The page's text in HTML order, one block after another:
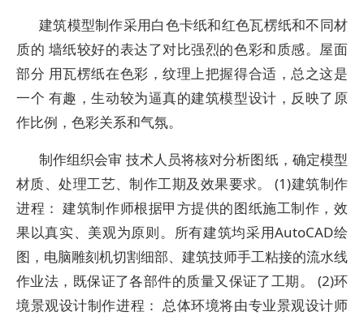
建筑模型制作采用白色卡纸和红色瓦楞纸和不同材
质的 墙纸较好的表达了对比强烈的色彩和质感。屋面
部分 用瓦楞纸在色彩，纹理上把握得合适，总之这是
一个 有趣，生动较为逼真的建筑模型设计，反映了原
作比例，色彩关系和气氛。
制作组织会审 技术人员将核对分析图纸，确定模型
材质、处理工艺、制作工期及效果要求。 (1)建筑制作
进程： 建筑制作师根据甲方提供的图纸施工制作，效
果以真实、美观为原则。所有建筑均采用AutoCAD绘
图，电脑雕刻机切割细部、建筑技师手工粘接的流水线
作业法，既保证了各部件的质量又保证了工期。 (2)环
境景观设计制作进程： 总体环境将由专业景观设计师